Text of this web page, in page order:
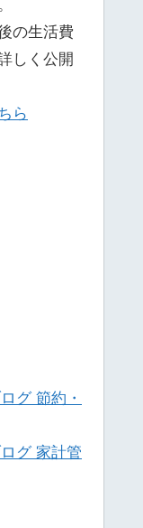
の生活費
しく公開
ら